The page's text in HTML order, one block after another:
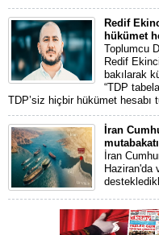
Redif
hükümet
Toplumcu
Redif
bakılarak
“TDP
TDP’siz hiçbir hükümet hesabı
İran
İran
Haziran'da